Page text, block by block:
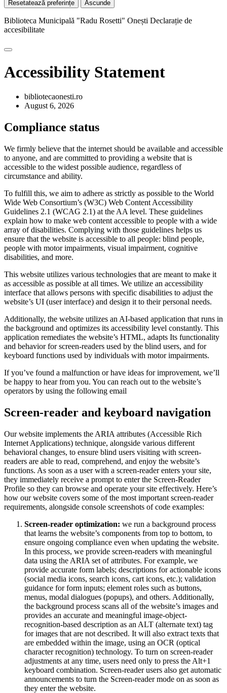
Resetatează preferințe Ascunde
Biblioteca Municipală "Radu Rosetti" Onești Declarație de
accesibilitate
Accessibility Statement
bibliotecaonesti.ro
August 6, 2026
Compliance status
We firmly believe that the internet should be available and accessible
to anyone, and are committed to providing a website that is
accessible to the widest possible audience, regardless of
circumstance and ability.
To fulfill this, we aim to adhere as strictly as possible to the World
Wide Web Consortium’s (W3C) Web Content Accessibility
Guidelines 2.1 (WCAG 2.1) at the AA level. These guidelines
explain how to make web content accessible to people with a wide
array of disabilities. Complying with those guidelines helps us
ensure that the website is accessible to all people: blind people,
people with motor impairments, visual impairment, cognitive
disabilities, and more.
This website utilizes various technologies that are meant to make it
as accessible as possible at all times. We utilize an accessibility
interface that allows persons with specific disabilities to adjust the
website’s UI (user interface) and design it to their personal needs.
Additionally, the website utilizes an AI-based application that runs in
the background and optimizes its accessibility level constantly. This
application remediates the website’s HTML, adapts Its functionality
and behavior for screen-readers used by the blind users, and for
keyboard functions used by individuals with motor impairments.
If you’ve found a malfunction or have ideas for improvement, we’ll
be happy to hear from you. You can reach out to the website’s
operators by using the following email
Screen-reader and keyboard navigation
Our website implements the ARIA attributes (Accessible Rich
Internet Applications) technique, alongside various different
behavioral changes, to ensure blind users visiting with screen-
readers are able to read, comprehend, and enjoy the website’s
functions. As soon as a user with a screen-reader enters your site,
they immediately receive a prompt to enter the Screen-Reader
Profile so they can browse and operate your site effectively. Here’s
how our website covers some of the most important screen-reader
requirements, alongside console screenshots of code examples:
Screen-reader optimization: we run a background process
that learns the website’s components from top to bottom, to
ensure ongoing compliance even when updating the website.
In this process, we provide screen-readers with meaningful
data using the ARIA set of attributes. For example, we
provide accurate form labels; descriptions for actionable icons
(social media icons, search icons, cart icons, etc.); validation
guidance for form inputs; element roles such as buttons,
menus, modal dialogues (popups), and others. Additionally,
the background process scans all of the website’s images and
provides an accurate and meaningful image-object-
recognition-based description as an ALT (alternate text) tag
for images that are not described. It will also extract texts that
are embedded within the image, using an OCR (optical
character recognition) technology. To turn on screen-reader
adjustments at any time, users need only to press the Alt+1
keyboard combination. Screen-reader users also get automatic
announcements to turn the Screen-reader mode on as soon as
they enter the website.